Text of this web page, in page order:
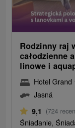
Rodzinny raj
całodzienne
linowe i
Hotel Grand
Jasná
9,1 (724
Śniadanie,